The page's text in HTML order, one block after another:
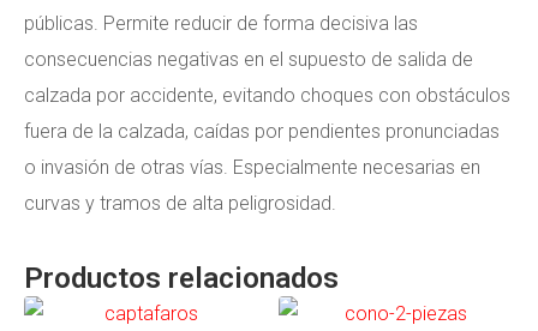
públicas. Permite reducir de forma decisiva las
consecuencias negativas en el supuesto de salida de
calzada por accidente, evitando choques con obstáculos
fuera de la calzada, caídas por pendientes pronunciadas
o invasión de otras vías. Especialmente necesarias en
curvas y tramos de alta peligrosidad.
Productos relacionados